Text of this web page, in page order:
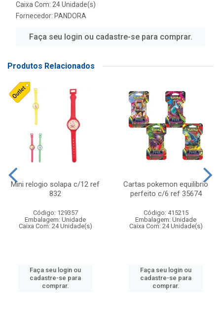
Caixa Com: 24 Unidade(s)
Fornecedor: PANDORA
Faça seu login ou cadastre-se para comprar.
Produtos Relacionados
Mini relogio solapa c/12 ref
832
Código: 129357
Embalagem: Unidade
Caixa Com: 24 Unidade(s)
Faça seu login ou
cadastre-se para
comprar.
Cartas pokemon equilibrio
perfeito c/6 ref 35674
Código: 415215
Embalagem: Unidade
Caixa Com: 24 Unidade(s)
Faça seu login ou
cadastre-se para
comprar.